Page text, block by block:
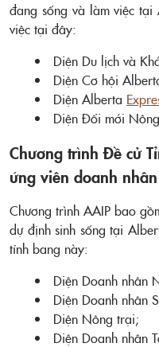
đang sống và làm việc
việc tại đây:
Diện Du lịch và
Diện Cơ hội
Diện Alberta
Diện Đổi mới
Chương trình Đề cử
ứng viên doanh nhân
Chương trình AAIP bao
dự định sinh sống tại
tỉnh bang này:
Diện Doanh nhân
Diện Doanh nhân
Diện Nông trại;
Diện Doanh nhân